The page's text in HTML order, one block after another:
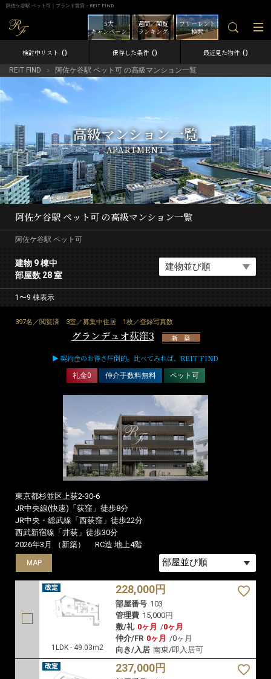
阿佐ケ谷駅 ペット可｜ブランド賃貸－REIT FIND
フリーレント
検索
週間／閲覧
ランキング
5大
キャンペーン
検討中リスト 0 保存した条件 0 最近見た物件 0
REIT FIND 阿佐ケ谷駅 ペット可 の高級マンション一覧
高級マンション一覧
APARTMENT
阿佐ケ谷駅 ペット可 の高級マンション一覧
阿佐ケ谷駅 ペット可
建物 9 棟中
部屋数 28 室
1〜9 棟表示
397名／閲覧済 3室／募集中住居 1枚／登録写真数
グランデュオ荻窪3 新 築
▶ 契約金のお得さ圧倒的。比べてみれば、REIT FIND
礼金0 仲介手数料無料 ペット可
東京都杉並区上荻2-30-6
JR中央線(快速)「荻窪」徒歩8分
JR中央・総武線「西荻窪」徒歩22分
西武新宿線「井荻」徒歩30分
2026年3月 （新築）
RC造 地上4階
MAP
1LDK - 49.03m2
228,000円
部屋番号 103
管理費 15,000円
敷/礼 0ヶ月 /0ヶ月
仲介/FR 0ヶ月 /0ヶ月
向き/入居 南東/即入居可
MAP
237,000円
MAP